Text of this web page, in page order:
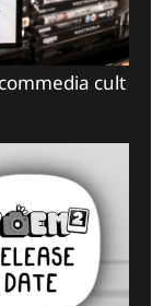
cult